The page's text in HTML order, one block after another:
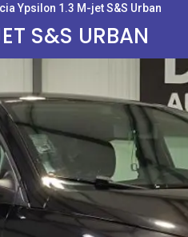
Ypsilon 1.3 M-jet S&S Urban
S&S URBAN